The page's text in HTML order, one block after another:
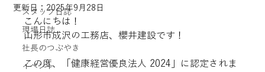
スタッフ日誌
現場日誌
社長のつぶやき
イベント
更新日： 2025年9月28日
こんにちは！
山形市成沢の工務店、櫻井建設です！
この度、「健康経営優良法人 2024」に認定されま